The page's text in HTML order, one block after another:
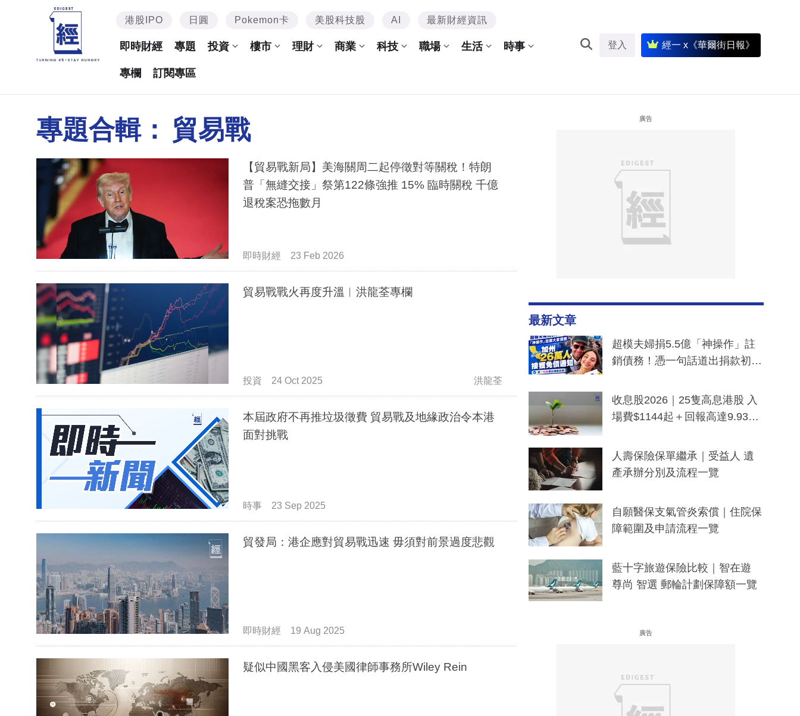
港股IPO 日圓 Pokemon卡 美股科技股 AI 最新財經資訊
即時財經 專題 投資 樓市 理財 商業 科技 職場 生活 時事
專欄 訂閱專區
登入 經一 x《華爾街日報》
專題合輯： 貿易戰
【貿易戰新局】美海關周二起停徵對等關稅！特朗
普「無縫交接」祭第122條強推 15% 臨時關稅 千億
退稅案恐拖數月
即時財經 23 Feb 2026
貿易戰戰火再度升溫︳洪龍荃專欄
投資 24 Oct 2025 洪龍荃
本屆政府不再推垃圾徵費 貿易戰及地緣政治令本港
面對挑戰
時事 23 Sep 2025
貿發局：港企應對貿易戰迅速 毋須對前景過度悲觀
即時財經 19 Aug 2025
疑似中國黑客入侵美國律師事務所Wiley Rein
廣告
最新文章
超模夫婦捐5.5億「神操作」註
銷債務！憑一句話道出捐款初
一度被誤當詐騙手段
收息股2026｜25隻高息港股 入
場費$1144起＋回報高達9.93
人壽保險保單繼承｜受益人 遺
產承辦分別及流程一覽
自願醫保支氣管炎索償｜住院保
障範圍及申請流程一覽
藍十字旅遊保險比較｜智在遊
尊尚 智選 郵輪計劃保障額一覽
廣告